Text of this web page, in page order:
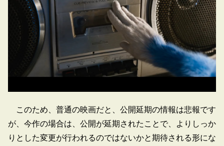
このため、普通の映画だと、公開延期の情報は悲報です
が、今作の場合は、公開が延期されたことで、よりしっか
りとした変更が行われるのではないかと期待される形にな